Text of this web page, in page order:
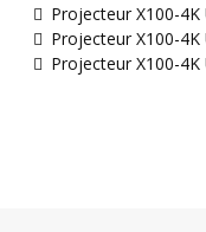
Projecteur X100-
Projecteur X100-
Projecteur X100-